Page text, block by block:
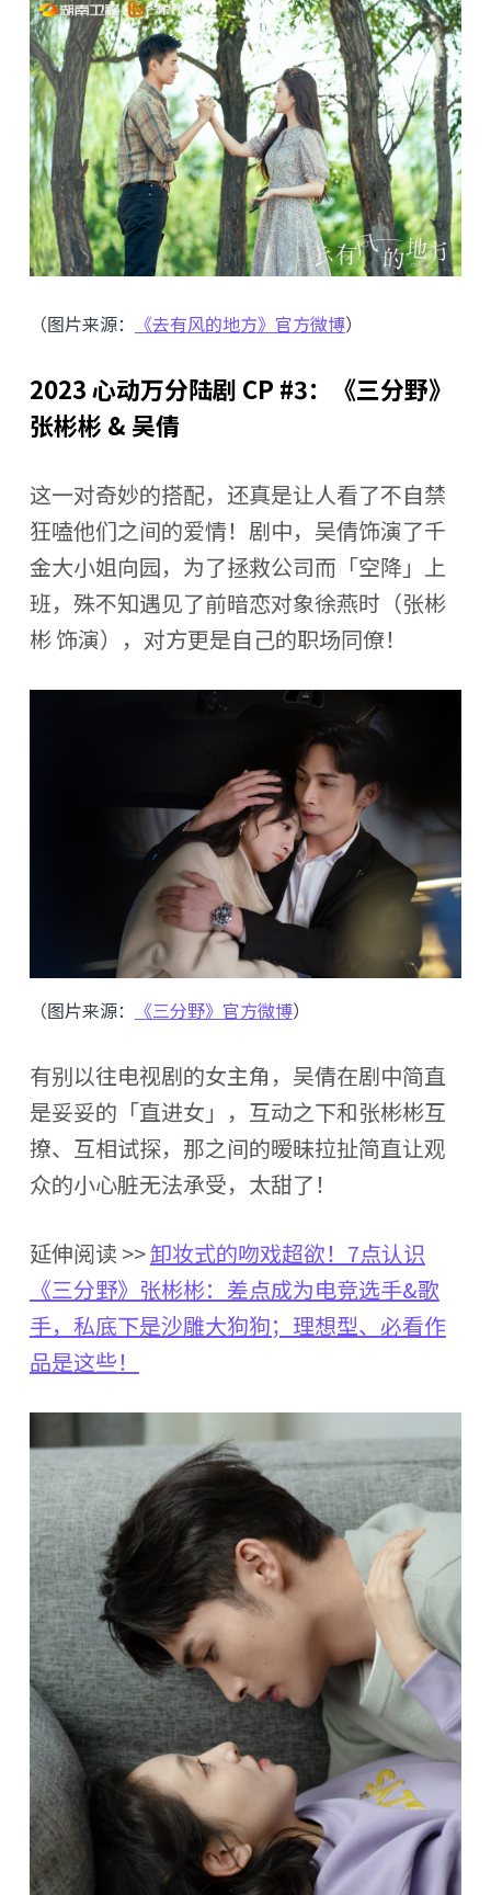
（图片来源： 《去有风的地方》官方微博）
2023 心动万分陆剧 CP #3：《三分野》
张彬彬 & 吴倩
这一对奇妙的搭配，还真是让人看了不自禁
狂嗑他们之间的爱情！剧中，吴倩饰演了千
金大小姐向园，为了拯救公司而「空降」上
班，殊不知遇见了前暗恋对象徐燕时（张彬
彬 饰演），对方更是自己的职场同僚！
（图片来源： 《三分野》官方微博）
有别以往电视剧的女主角，吴倩在剧中简直
是妥妥的「直进女」，互动之下和张彬彬互
撩、互相试探，那之间的暧昧拉扯简直让观
众的小心脏无法承受，太甜了！
延伸阅读 >>卸妆式的吻戏超欲！7点认识
《三分野》张彬彬：差点成为电竞选手&歌
手，私底下是沙雕大狗狗；理想型、必看作
品是这些！